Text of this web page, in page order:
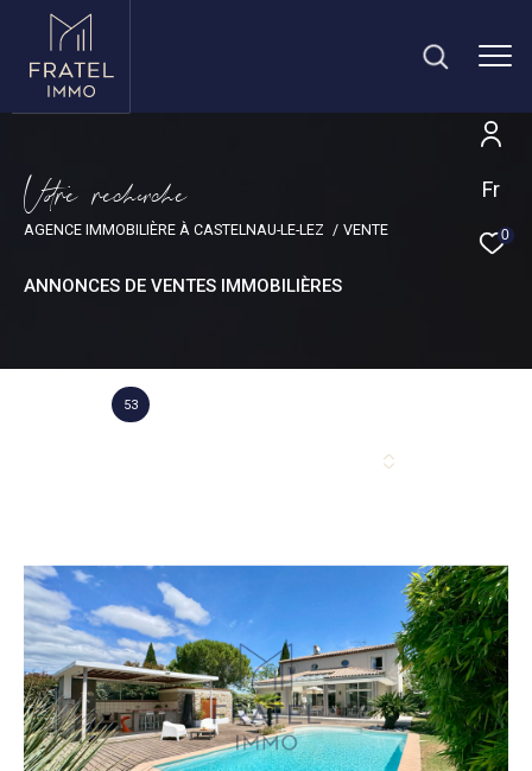
Fr
0
Vore recece
AGENCE IMMOBILIÈRE À CASTELNAU-LE-LEZ VENTE
ANNONCES DE VENTES IMMOBILIÈRES
53